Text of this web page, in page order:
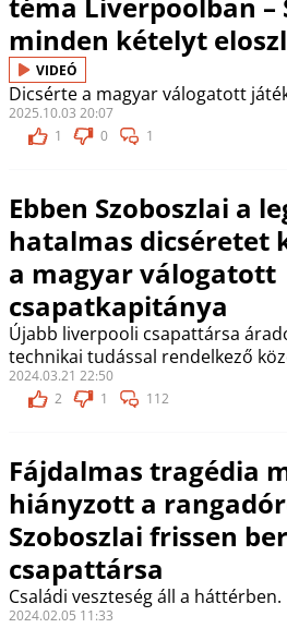
minden kételyt
VIDEÓ
Dicsérte a magyar válogatott
2025.10.03 20:07
1
0 1
Ebben Szoboszlai a
hatalmas dicséretet
a magyar válogatott
csapatkapitánya
Újabb liverpooli csapattársa
technikai tudással rendelkező
2024.03.21 22:50
2
1 112
Fájdalmas tragédia
hiányzott a
Szoboszlai frissen
csapattársa
Családi veszteség áll a háttérben.
2024.02.05 11:33